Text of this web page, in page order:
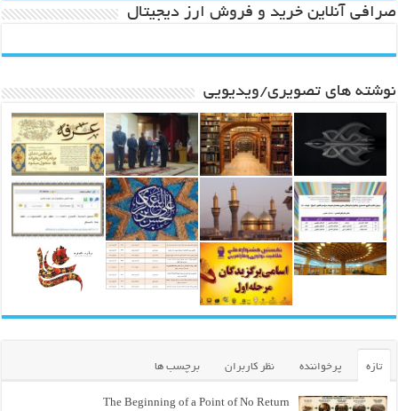
صرافی آنلاین خرید و فروش ارز دیجیتال
نوشته های تصویری/ویدیویی
تازه پرخواننده نظر کاربران برچسب ها
The Beginning of a Point of No Return